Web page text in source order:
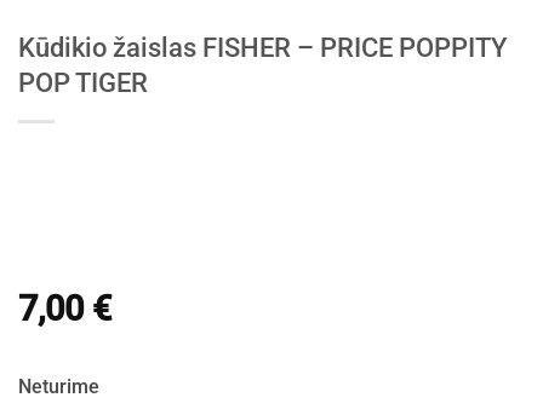
Kūdikio žaislas FISHER – PRICE POPPITY
POP TIGER
7,00 €
Neturime